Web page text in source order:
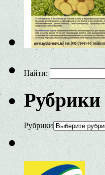
Найти:
Рубрики
Рубрики